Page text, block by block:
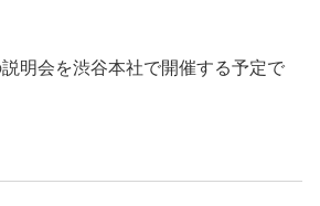
明会を渋谷本社で開催する予定で